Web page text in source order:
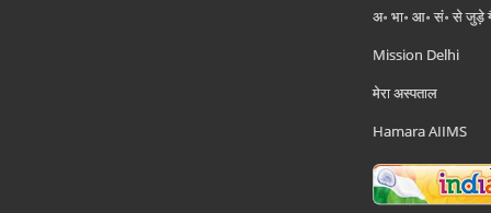
अ॰ भा॰ आ॰ सं॰ से जुड़े
Mission Delhi
मेरा अस्पताल
Hamara AIIMS